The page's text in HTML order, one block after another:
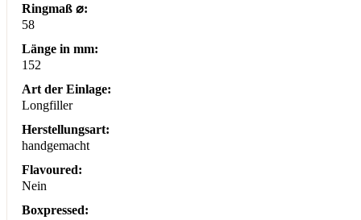
Ringmaß ⌀:
58
Länge in mm:
152
Art der Einlage:
Longfiller
Herstellungsart:
handgemacht
Flavoured:
Nein
Boxpressed: